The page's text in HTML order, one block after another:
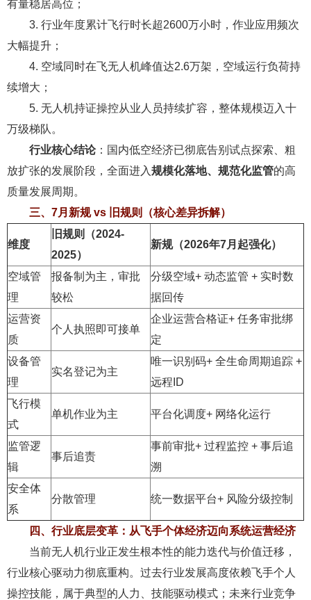
有量稳居高位；
3. 行业年度累计飞行时长超2600万小时，作业应用频次
大幅提升；
4. 空域同时在飞无人机峰值达2.6万架，空域运行负荷持
续增大；
5. 无人机持证操控从业人员持续扩容，整体规模迈入十
万级梯队。
行业核心结论：国内低空经济已彻底告别试点探索、粗
放扩张的发展阶段，全面进入规模化落地、规范化监管的高
质量发展周期。
三、7月新规vs 旧规则（核心差异拆解）
维度
旧规则（2024-
2025）
新规（2026年7月起强化）
空域管
理
报备制为主，审批
较松
分级空域+ 动态监管 + 实时数
据回传
运营资
质
个人执照即可接单
企业运营合格证+ 任务审批绑
定
设备管
理
实名登记为主
唯一识别码+ 全生命周期追踪 +
远程ID
飞行模
式
单机作业为主 平台化调度+ 网络化运行
监管逻
辑
事后追责
事前审批+ 过程监控 + 事后追
溯
安全体
系
分散管理 统一数据平台+ 风险分级控制
四、行业底层变革：从飞手个体经济迈向系统运营经济
当前无人机行业正发生根本性的能力迭代与价值迁移，
行业核心驱动力彻底重构。过去行业发展高度依赖飞手个人
操控技能，属于典型的人力、技能驱动模式；未来行业竞争